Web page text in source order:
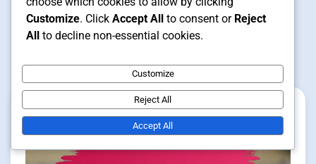
Related Posts
Customize. Click Accept All to consent or Reject
All to decline non-essential cookies.
Customize
Reject All
Accept All